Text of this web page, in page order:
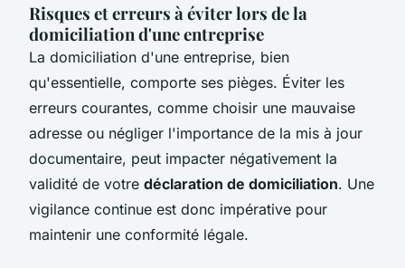
Risques et erreurs à éviter lors de la
domiciliation d'une entreprise
La domiciliation d'une entreprise, bien
qu'essentielle, comporte ses pièges. Éviter les
erreurs courantes, comme choisir une mauvaise
adresse ou négliger l'importance de la mis à jour
documentaire, peut impacter négativement la
validité de votre déclaration de domiciliation. Une
vigilance continue est donc impérative pour
maintenir une conformité légale.